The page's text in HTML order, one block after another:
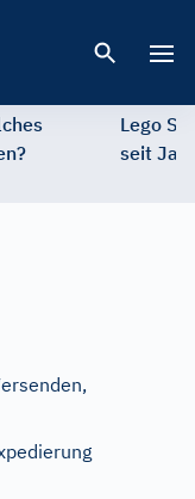
Lego
seit